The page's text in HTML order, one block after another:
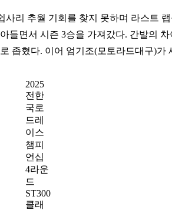
리 추월 기회를 찾지 못하며 라스트
면서 시즌 3승을 가져갔다. 간발의
좁혔다. 이어 엄기조(모토라드대구)가
2025
전한
국로
드레
이스
챔피
언십
4라운
드
ST300
클래